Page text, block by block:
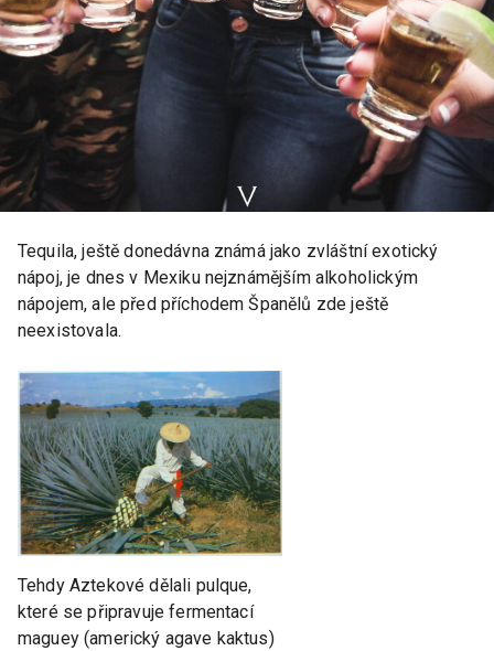
Tequila, ještě donedávna známá jako zvláštní exotický
nápoj, je dnes v Mexiku nejznámějším alkoholickým
nápojem, ale před příchodem Španělů zde ještě
neexistovala.
Tehdy Aztekové dělali pulque,
které se připravuje fermentací
maguey (americký agave kaktus)